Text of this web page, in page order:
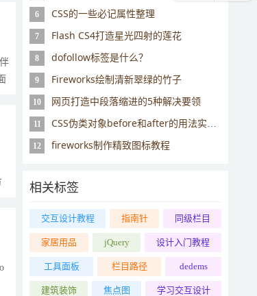
6 CSS的一些必记属性整理
7 Flash CS4打造星光四射的莲花
8 dofollow标签是什么？
9 Fireworks绘制清新翠绿的竹子
10 网页打造中段落缩进的5种解决要领
11 CSS伪类对象before和after的用法实例详解
12 fireworks制作精致图标教程
相关标签
交互设计教程 指南针 同级栏目
家居用品 jQuery 设计入门教程
工具面板 栏目路径 dedems
建筑装饰 焦点图 学习交互设计